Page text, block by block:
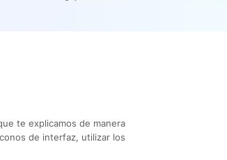
te explicamos de manera
de interfaz, utilizar los